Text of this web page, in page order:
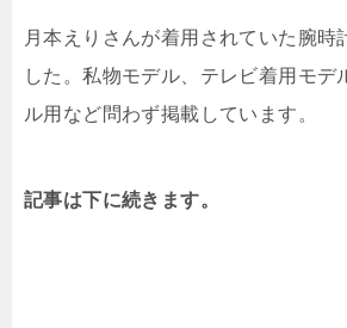
月本えりさんが着用されていた腕時
した。私物モデル、テレビ着用モデ
ル用など問わず掲載しています。
記事は下に続きます。